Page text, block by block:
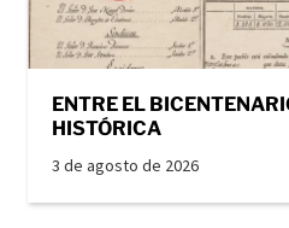
ENTRE EL
HISTÓRICA
3 de agosto de 2026